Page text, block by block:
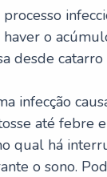
haver o
desde
infecção
até febre
qual há
o sono.